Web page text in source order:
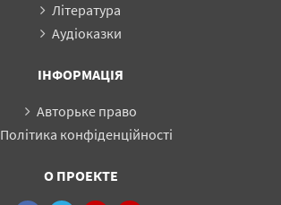
Література
Аудіоказки
ІНФОРМАЦІЯ
Авторьке право
Політика конфіденційності
О ПРОЕКТЕ